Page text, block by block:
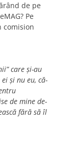
de pe
Pe
comision
care și-au
și nu eu, că-
de mine de-
fără să îl